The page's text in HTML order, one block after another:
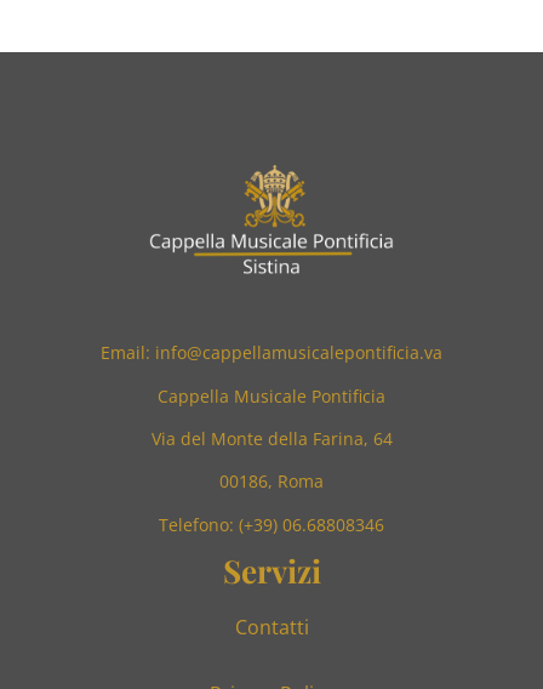
Email: info@cappellamusicalepontificia.va
Cappella Musicale Pontificia
Via del Monte della Farina, 64
00186, Roma
Telefono: (+39) 06.68808346
Servizi
Contatti